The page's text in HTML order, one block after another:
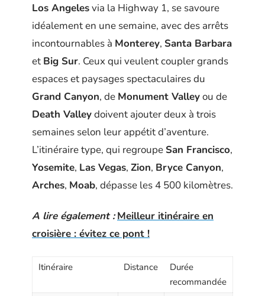
Los Angelesvia la Highway 1, se savoure
idéalement en une semaine, avec des arrêts
incontournables à Monterey, Santa Barbara
et Big Sur. Ceux qui veulent coupler grands
espaces et paysages spectaculaires du
Grand Canyon, de Monument Valleyou de
Death Valleydoivent ajouter deux à trois
semaines selon leur appétit d’aventure.
L’itinéraire type, qui regroupe San Francisco,
Yosemite, Las Vegas, Zion, Bryce Canyon,
Arches, Moab, dépasse les 4 500 kilomètres.
A lire également : Meilleur itinéraire en
croisière : évitez ce pont !
Itinéraire Distance
Durée
recommandée